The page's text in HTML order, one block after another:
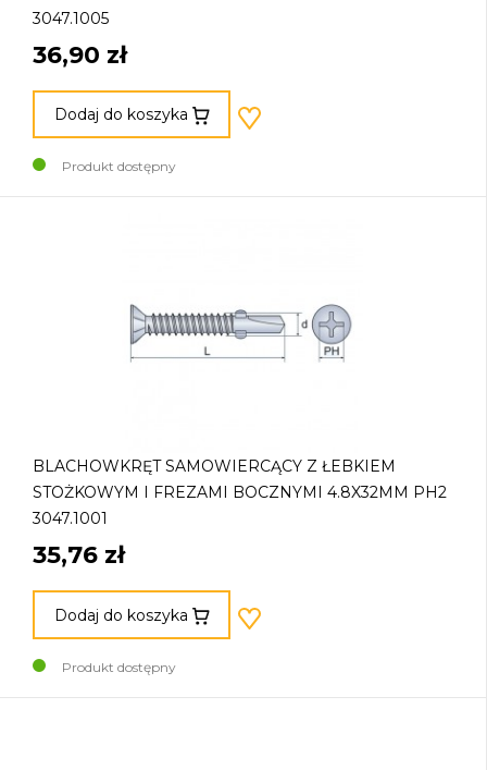
3047.1005
36,90 zł
Dodaj do koszyka
Produkt dostępny
BLACHOWKRĘT SAMOWIERCĄCY Z ŁEBKIEM
STOŻKOWYM I FREZAMI BOCZNYMI 4.8X32MM PH2
3047.1001
35,76 zł
Dodaj do koszyka
Produkt dostępny